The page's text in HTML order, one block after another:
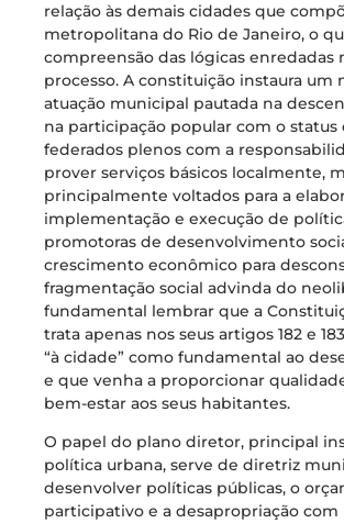
relação às demais cidades que
metropolitana do Rio de Janeiro, o
compreensão das lógicas enredadas
processo. A constituição instaura um
atuação municipal pautada na
na participação popular com o status
federados plenos com a
prover serviços básicos localmente,
principalmente voltados para a
implementação e execução de
promotoras de desenvolvimento
crescimento econômico para
fragmentação social advinda do
fundamental lembrar que a
trata apenas nos seus artigos 182 e
“à cidade” como fundamental ao
e que venha a proporcionar
bem-estar aos seus habitantes.
O papel do plano diretor, principal
política urbana, serve de diretriz
desenvolver políticas públicas, o
participativo e a desapropriação